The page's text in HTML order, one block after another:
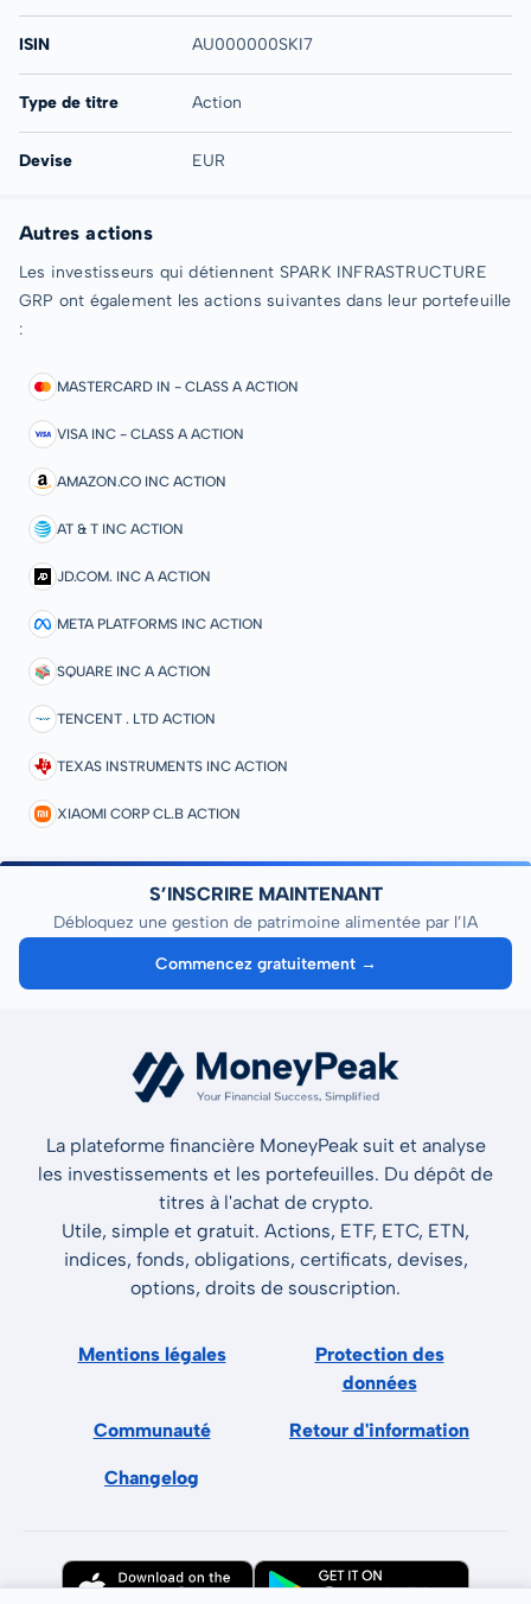
ISIN AU000000SKI7
Type de titre Action
Devise EUR
Autres actions
Les investisseurs qui détiennent SPARK INFRASTRUCTURE
GRP ont également les actions suivantes dans leur portefeuille
:
MASTERCARD IN - CLASS A ACTION
VISA INC - CLASS A ACTION
AMAZON.CO INC ACTION
AT & T INC ACTION
JD.COM. INC A ACTION
META PLATFORMS INC ACTION
SQUARE INC A ACTION
TENCENT . LTD ACTION
TEXAS INSTRUMENTS INC ACTION
XIAOMI CORP CL.B ACTION
S’INSCRIRE MAINTENANT
Débloquez une gestion de patrimoine alimentée par l’IA
Commencez gratuitement →
La plateforme financière MoneyPeak suit et analyse
les investissements et les portefeuilles. Du dépôt de
titres à l'achat de crypto.
Utile, simple et gratuit. Actions, ETF, ETC, ETN,
indices, fonds, obligations, certificats, devises,
options, droits de souscription.
Mentions légales
Protection des
données
Communauté Retour d'information
Changelog